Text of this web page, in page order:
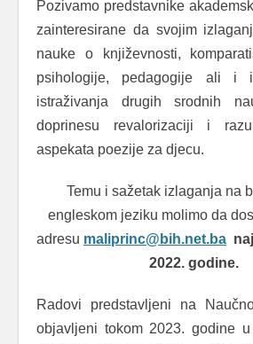
Pozivamo predstavnike
zainteresirane da svojim
nauke o književnosti,
psihologije, pedagogije ali i
istraživanja drugih srodnih
doprinesu revalorizaciji i
aspekata poezije za djecu.
Temu i sažetak izlaganja na
engleskom jeziku molimo da
adresu maliprinc@bih.net.ba
2022. godine.
Radovi predstavljeni na
objavljeni tokom 2023. godine